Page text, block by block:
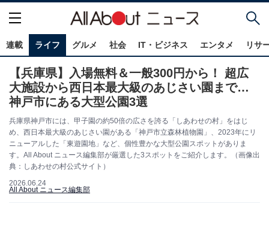
連載 ライフ グルメ 社会 IT・ビジネス エンタメ リサ
【兵庫県】入場無料＆一般300円から！ 超広
大施設から西日本最大級のあじさい園まで…
神戸市にある大型公園3選
兵庫県神戸市には、甲子園の約50倍の広さを誇る「しあわせの村」をはじ
め、西日本最大級のあじさい園がある「神戸市立森林植物園」、2023年にリ
ニューアルした「東遊園地」など、個性豊かな大型公園スポットがありま
す。All About ニュース編集部が厳選した3スポットをご紹介します。（画像出
典：しあわせの村公式サイト）
2026.06.24
All About ニュース編集部